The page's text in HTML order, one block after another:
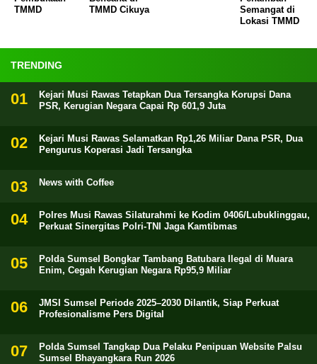
TMMD
TMMD Cikuya
Semangat di
Lokasi TMMD
TRENDING
Kejari Musi Rawas Tetapkan Dua Tersangka Korupsi Dana
PSR, Kerugian Negara Capai Rp 601,9 Juta
Kejari Musi Rawas Selamatkan Rp1,26 Miliar Dana PSR, Dua
Pengurus Koperasi Jadi Tersangka
News with Coffee
Polres Musi Rawas Silaturahmi ke Kodim 0406/Lubuklinggau,
Perkuat Sinergitas Polri-TNI Jaga Kamtibmas
Polda Sumsel Bongkar Tambang Batubara Ilegal di Muara
Enim, Cegah Kerugian Negara Rp95,9 Miliar
JMSI Sumsel Periode 2025–2030 Dilantik, Siap Perkuat
Profesionalisme Pers Digital
Polda Sumsel Tangkap Dua Pelaku Penipuan Website Palsu
Sumsel Bhayangkara Run 2026